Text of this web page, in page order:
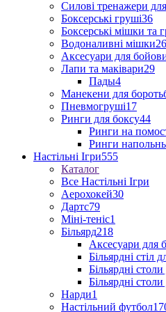
Силові тренажери
Боксерські груші36
Боксерські мішки та
Водоналивні мішки26
Аксесуари для
Лапи та маківари29
Пады4
Манекени для
Пневмогруші17
Ринги для боксу44
Ринги на
Ринги
Настільні Ігри555
Каталог
Все Настільні Ігри
Аерохокей30
Дартс79
Міні-теніс1
Більярд218
Аксесуари для
Більярдні стіл
Більярдні
Більярдні
Нарди1
Настільний футбол